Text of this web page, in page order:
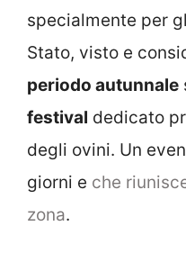
specialmente per
Stato, visto e
periodo autunnale
festival dedicato
degli ovini. Un
giorni e che
zona.